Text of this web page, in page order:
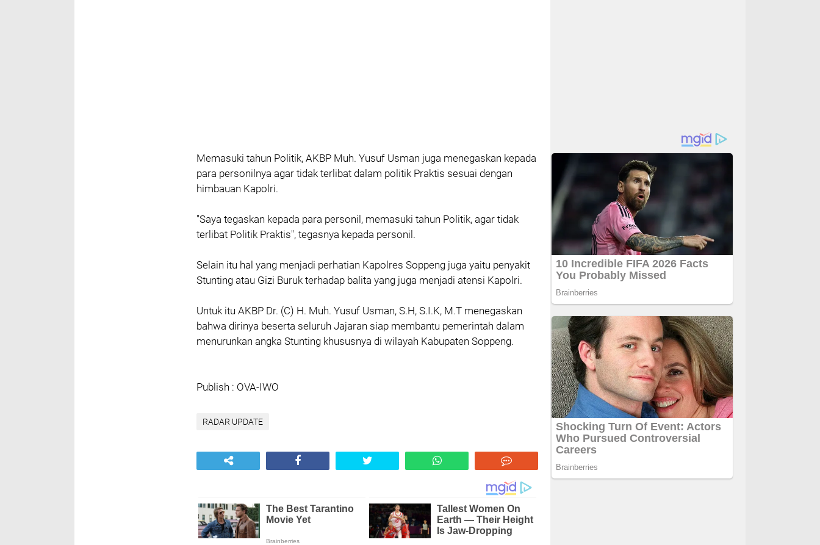
Memasuki tahun Politik, AKBP Muh. Yusuf Usman juga menegaskan kepada
para personilnya agar tidak terlibat dalam politik Praktis sesuai dengan
himbauan Kapolri.
"Saya tegaskan kepada para personil, memasuki tahun Politik, agar tidak
terlibat Politik Praktis", tegasnya kepada personil.
Selain itu hal yang menjadi perhatian Kapolres Soppeng juga yaitu penyakit
Stunting atau Gizi Buruk terhadap balita yang juga menjadi atensi Kapolri.
Untuk itu AKBP Dr. (C) H. Muh. Yusuf Usman, S.H, S.I.K, M.T menegaskan
bahwa dirinya beserta seluruh Jajaran siap membantu pemerintah dalam
menurunkan angka Stunting khususnya di wilayah Kabupaten Soppeng.
Publish : OVA-IWO
RADAR UPDATE